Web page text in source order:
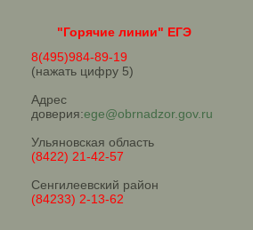
"Горячие линии" ЕГЭ
8(495)984-89-19
(нажать цифру 5)
Адрес
доверия:ege@obrnadzor.gov.ru
Ульяновская область
(8422) 21-42-57
Сенгилеевский район
(84233) 2-13-62